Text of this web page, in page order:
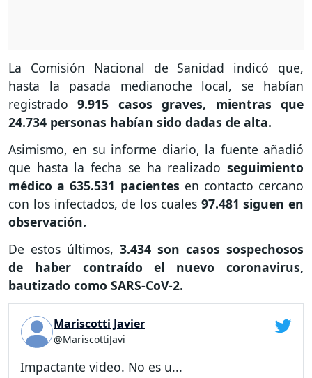
La Comisión Nacional de Sanidad indicó que,
hasta la pasada medianoche local, se habían
registrado9.915 casos graves, mientras que
24.734 personas habían sido dadas de alta.
Asimismo, en su informe diario, la fuente añadió
que hasta la fecha se ha realizado seguimiento
médico a 635.531 pacientes en contacto cercano
con los infectados, de los cuales 97.481 siguen en
observación.
De estos últimos, 3.434 son casos sospechosos
de haber contraído el nuevo coronavirus,
bautizado como SARS-CoV-2.
Mariscotti Javier
@MariscottiJavi
Impactante video. No es u...